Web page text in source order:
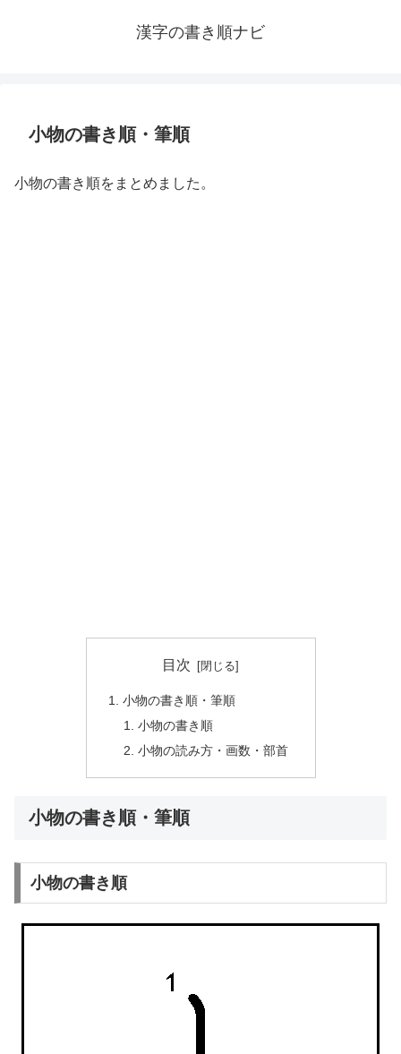
漢字の書き順ナビ
小物の書き順・筆順
小物の書き順をまとめました。
目次
小物の書き順・筆順
小物の書き順
小物の読み方・画数・部首
小物の書き順・筆順
小物の書き順